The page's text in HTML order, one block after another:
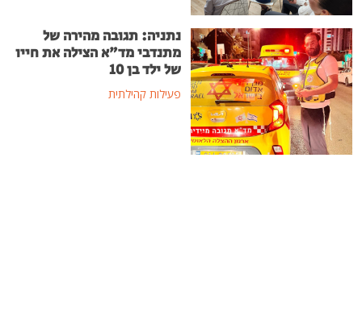
נתניה: תגובה מהירה של
מתנדבי מד"א הצילה את חייו
של ילד בן 10
פעילות קהילתית